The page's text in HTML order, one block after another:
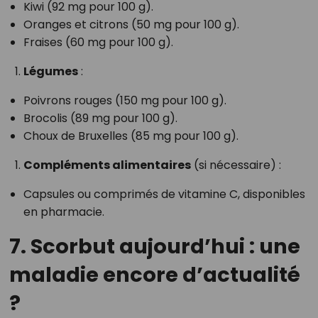
Kiwi (92 mg pour 100 g).
Oranges et citrons (50 mg pour 100 g).
Fraises (60 mg pour 100 g).
Légumes:
Poivrons rouges (150 mg pour 100 g).
Brocolis (89 mg pour 100 g).
Choux de Bruxelles (85 mg pour 100 g).
Compléments alimentaires(si nécessaire) :
Capsules ou comprimés de vitamine C, disponibles
en pharmacie.
7. Scorbut aujourd’hui : une
maladie encore d’actualité
?